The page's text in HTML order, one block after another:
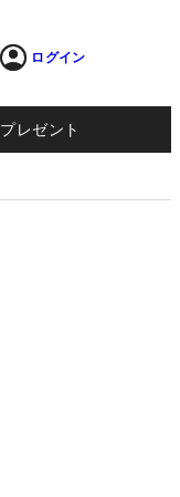
ログイン
プレゼント